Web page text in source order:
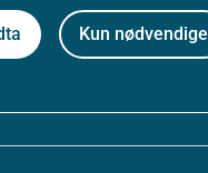
Kun nødvendige
Åpne data (API)